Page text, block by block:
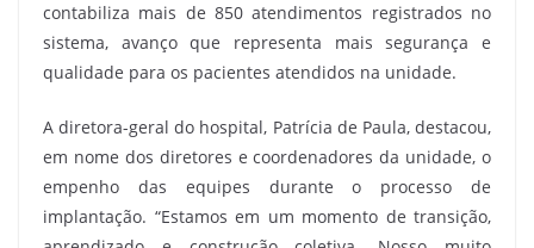
contabiliza mais de 850 atendimentos registrados no
sistema, avanço que representa mais segurança e
qualidade para os pacientes atendidos na unidade.
A diretora-geral do hospital, Patrícia de Paula, destacou,
em nome dos diretores e coordenadores da unidade, o
empenho das equipes durante o processo de
implantação. “Estamos em um momento de transição,